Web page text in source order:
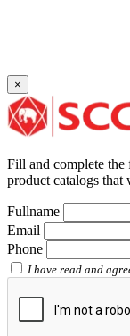
Faucet
Faucet
Faucet
Socket
Pipe
Plug
Shinkolite
SCG PVC
Tipe
Tipe
×
Fill and complete
product catalogs that
Fullname
Email
Phone
I have read and